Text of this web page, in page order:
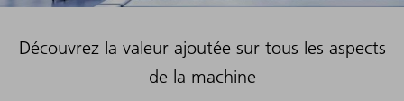
Découvrez la valeur ajoutée sur tous les aspects
de la machine